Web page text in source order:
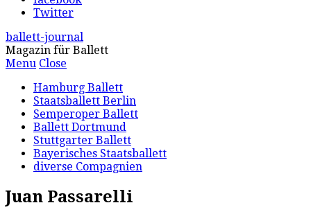
Twitter
ballett-journal
Magazin für Ballett
Menu Close
Hamburg Ballett
Staatsballett Berlin
Semperoper Ballett
Ballett Dortmund
Stuttgarter Ballett
Bayerisches Staatsballett
diverse Compagnien
Juan Passarelli